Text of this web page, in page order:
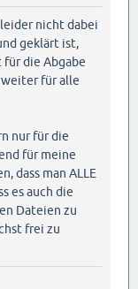
nicht dabei
geklärt ist,
die Abgabe
für alle
nur für die
für meine
dass man ALLE
es auch die
Dateien zu
frei zu